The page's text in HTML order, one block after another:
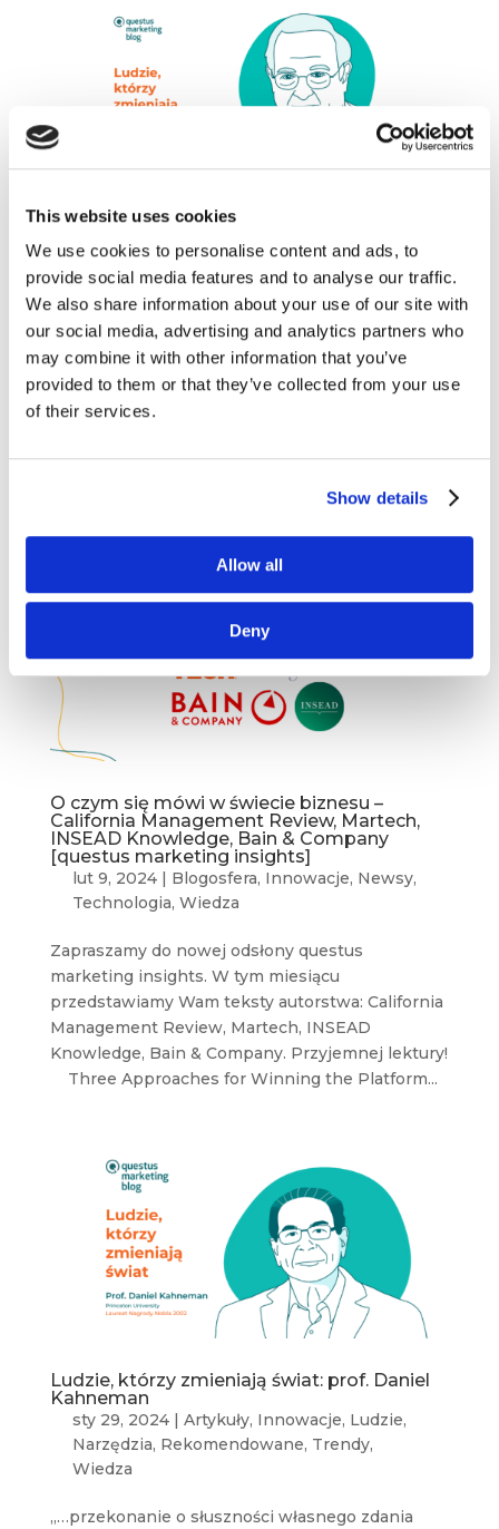
This website uses cookies
We use cookies to personalise content and ads, to
provide social media features and to analyse our traffic.
We also share information about your use of our site with
our social media, advertising and analytics partners who
may combine it with other information that you’ve
provided to them or that they’ve collected from your use
of their services.
Show details
Allow all
Deny
Deaton
mar 11, 2024|Artykuły, Blogosfera,Ludzie
Wiedza
Uważam, podobnie jak większość ludzi, że mamy
obowiązek pomagać osobom naprawdę
pozbawionym środków do życia. W 2015 roku
Nagrodę Banku Szwecji im. Alfreda Nobla
O czym się mówi w świecie biznesu –
California Management Review, Martech,
INSEAD Knowledge, Bain & Company
[questus marketing insights]
lut 9, 2024| Blogosfera, Innowacje, Newsy,
Technologia, Wiedza
Zapraszamy do nowej odsłony questus
marketing insights. W tym miesiącu
przedstawiamy Wam teksty autorstwa: California
Management Review, Martech, INSEAD
Knowledge, Bain & Company. Przyjemnej lektury!
Three Approaches for Winning the Platform...
Ludzie, którzy zmieniają świat: prof. Daniel
Kahneman
sty 29, 2024| Artykuły, Innowacje, Ludzie,
Narzędzia, Rekomendowane, Trendy,
Wiedza
„…przekonanie o słuszności własnego zdania